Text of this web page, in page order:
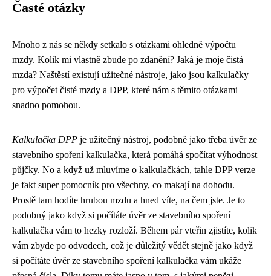
Časté otázky
Mnoho z nás se někdy setkalo s otázkami ohledně výpočtu
mzdy. Kolik mi vlastně zbude po zdanění? Jaká je moje čistá
mzda? Naštěstí existují užitečné nástroje, jako jsou kalkulačky
pro výpočet čisté mzdy a DPP, které nám s těmito otázkami
snadno pomohou.
Kalkulačka DPP je užitečný nástroj, podobně jako třeba úvěr ze
stavebního spoření kalkulačka, která pomáhá spočítat výhodnost
půjčky. No a když už mluvíme o kalkulačkách, tahle DPP verze
je fakt super pomocník pro všechny, co makají na dohodu.
Prostě tam hodíte hrubou mzdu a hned víte, na čem jste. Je to
podobný jako když si počítáte úvěr ze stavebního spoření
kalkulačka vám to hezky rozloží. Během pár vteřin zjistíte, kolik
vám zbyde po odvodech, což je důležitý vědět stejně jako když
si počítáte úvěr ze stavebního spoření kalkulačka vám ukáže